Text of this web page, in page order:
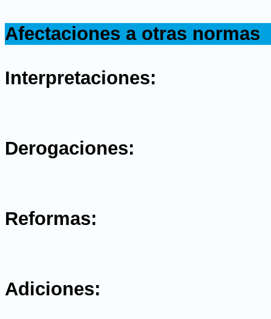
Afectaciones a otras normas
Interpretaciones:
Derogaciones:
Reformas:
Adiciones: